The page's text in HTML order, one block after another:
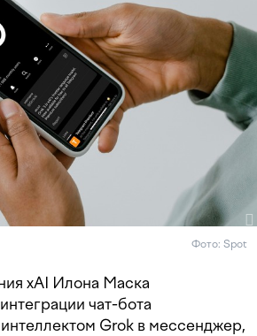
Фото: Spot
xAI Илона Маска
чат-бота
Grok в мессенджер,